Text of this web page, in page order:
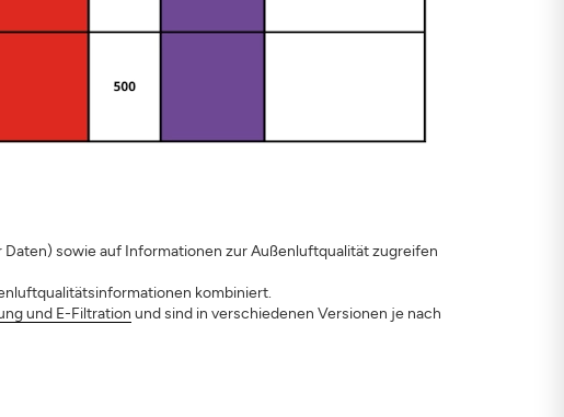
sowie auf Informationen zur Außenluftqualität zugreifen
kombiniert.
und E-Filtration und sind in verschiedenen Versionen je nach